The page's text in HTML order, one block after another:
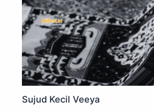
Sujud Kecil Veeya